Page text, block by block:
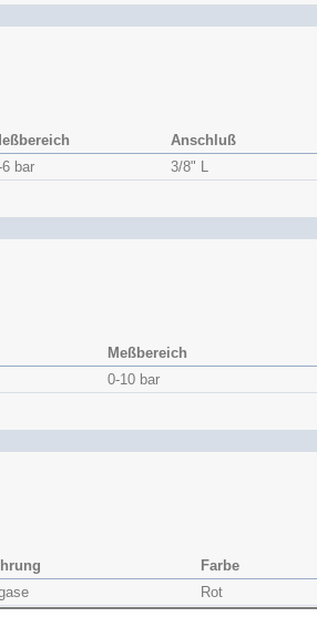
Anschluß
bar 3/8" L
Meßbereich
0-10 bar
Farbe
Rot